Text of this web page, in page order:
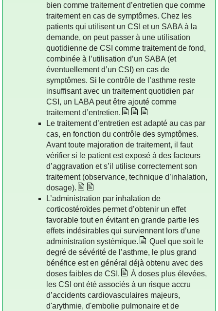
bien comme traitement d’entretien que comme
traitement en cas de symptômes. Chez les
patients qui utilisent un CSI et un SABA à la
demande, on peut passer à une utilisation
quotidienne de CSI comme traitement de fond,
combinée à l’utilisation d’un SABA (et
éventuellement d’un CSI) en cas de
symptômes. Si le contrôle de l’asthme reste
insuffisant avec un traitement quotidien par
CSI, un LABA peut être ajouté comme
traitement d’entretien.
Le traitement d’entretien est adapté au cas par
cas, en fonction du contrôle des symptômes.
Avant toute majoration de traitement, il faut
vérifier si le patient est exposé à des facteurs
d’aggravation et s’il utilise correctement son
traitement (observance, technique d’inhalation,
dosage).
L’administration par inhalation de
corticostéroïdes permet d’obtenir un effet
favorable tout en évitant en grande partie les
effets indésirables qui surviennent lors d’une
administration systémique.
Quel que soit le
degré de sévérité de l’asthme, le plus grand
bénéfice est en général déjà obtenu avec des
doses faibles de CSI.
À doses plus élevées,
les CSI ont été associés à un risque accru
d’accidents cardiovasculaires majeurs,
d'arythmie, d'embolie pulmonaire et de